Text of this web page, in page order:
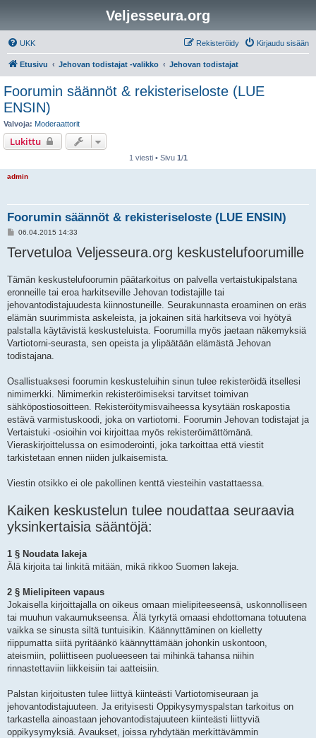
Veljesseura.org
UKK Kirjaudu sisään
Rekisteröidy
Etusivu Jehovan todistajat -valikko Jehovan todistajat
Foorumin säännöt & rekisteriseloste (LUE
ENSIN)
Valvoja: Moderaattorit
Lukittu
1 viesti • Sivu 1/1
admin
Foorumin säännöt & rekisteriseloste (LUE ENSIN)
V
e
s
06.04.2015 14:33
Tervetuloa Veljesseura.org keskustelufoorumille
Tämän keskustelufoorumin päätarkoitus on palvella vertaistukipalstana
eronneille tai eroa harkitseville Jehovan todistajille tai
jehovantodistajuudesta kiinnostuneille. Seurakunnasta eroaminen on eräs
elämän suurimmista askeleista, ja jokainen sitä harkitseva voi hyötyä
palstalla käytävistä keskusteluista. Foorumilla myös jaetaan näkemyksiä
Vartiotorni-seurasta, sen opeista ja ylipäätään elämästä Jehovan
todistajana.
Osallistuaksesi foorumin keskusteluihin sinun tulee rekisteröidä itsellesi
nimimerkki. Nimimerkin rekisteröimiseksi tarvitset toimivan
sähköpostiosoitteen. Rekisteröitymisvaiheessa kysytään roskapostia
estävä varmistuskoodi, joka on vartiotorni. Foorumin Jehovan todistajat ja
Vertaistuki -osioihin voi kirjoittaa myös rekisteröimättömänä.
Vieraskirjoittelussa on esimoderointi, joka tarkoittaa että viestit
tarkistetaan ennen niiden julkaisemista.
Viestin otsikko ei ole pakollinen kenttä viesteihin vastattaessa.
Kaiken keskustelun tulee noudattaa seuraavia
yksinkertaisia sääntöjä:
1 § Noudata lakeja
Älä kirjoita tai linkitä mitään, mikä rikkoo Suomen lakeja.
2 § Mielipiteen vapaus
Jokaisella kirjoittajalla on oikeus omaan mielipiteeseensä, uskonnolliseen
tai muuhun vakaumukseensa. Älä tyrkytä omaasi ehdottomana totuutena
vaikka se sinusta siltä tuntuisikin. Käännyttäminen on kielletty
riippumatta siitä pyritäänkö käännyttämään johonkin uskontoon,
ateismiin, poliittiseen puolueeseen tai mihinkä tahansa niihin
rinnastettaviin liikkeisiin tai aatteisiin.
Palstan kirjoitusten tulee liittyä kiinteästi Vartiotorniseuraan ja
jehovantodistajuuteen. Ja erityisesti Oppikysymyspalstan tarkoitus on
tarkastella ainoastaan jehovantodistajuuteen kiinteästi liittyviä
oppikysymyksiä. Avaukset, joissa ryhdytään merkittävämmin